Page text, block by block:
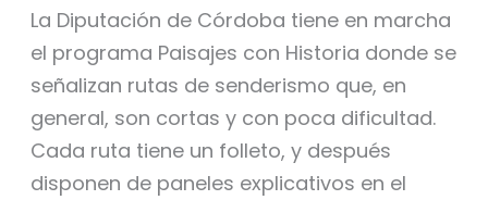
La Diputación de Córdoba tiene en marcha
el programa Paisajes con Historia donde se
señalizan rutas de senderismo que, en
general, son cortas y con poca dificultad.
Cada ruta tiene un folleto, y después
disponen de paneles explicativos en el